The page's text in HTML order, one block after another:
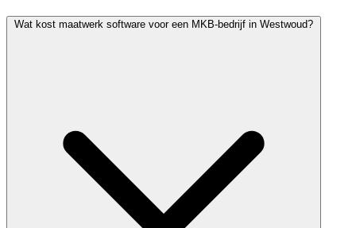
Wat kost maatwerk software voor een MKB-bedrijf in Westwoud?